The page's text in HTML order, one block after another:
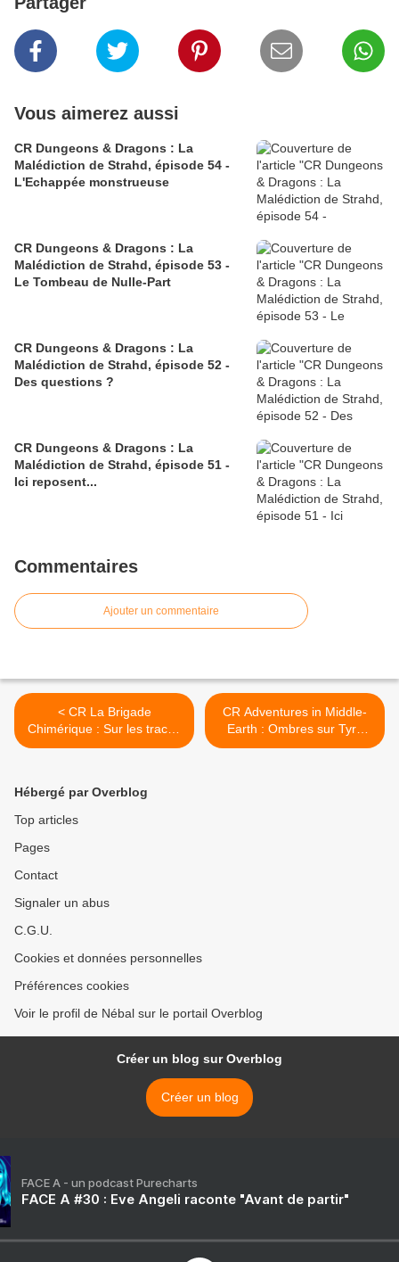
Vous aimerez aussi
CR Dungeons & Dragons : La
Malédiction de Strahd, épisode 54 -
L'Echappée monstrueuse
CR Dungeons & Dragons : La
Malédiction de Strahd, épisode 53 -
Le Tombeau de Nulle-Part
CR Dungeons & Dragons : La
Malédiction de Strahd, épisode 52 -
Des questions ?
CR Dungeons & Dragons : La
Malédiction de Strahd, épisode 51 -
Ici reposent...
Commentaires
Ajouter un commentaire
< CR La Brigade
Chimérique : Sur les traces
des Requins du Ciel (1/3)
CR Adventures in Middle-
Earth : Ombres sur Tyrn
Gorthad (6/15) >
Hébergé par Overblog
Top articles
Pages
Contact
Signaler un abus
C.G.U.
Cookies et données personnelles
Préférences cookies
Voir le profil de Nébal sur le portail Overblog
Créer un blog sur Overblog
Créer un blog
FACE A - un podcast Purecharts
FACE A #30 : Eve Angeli raconte "Avant de partir"